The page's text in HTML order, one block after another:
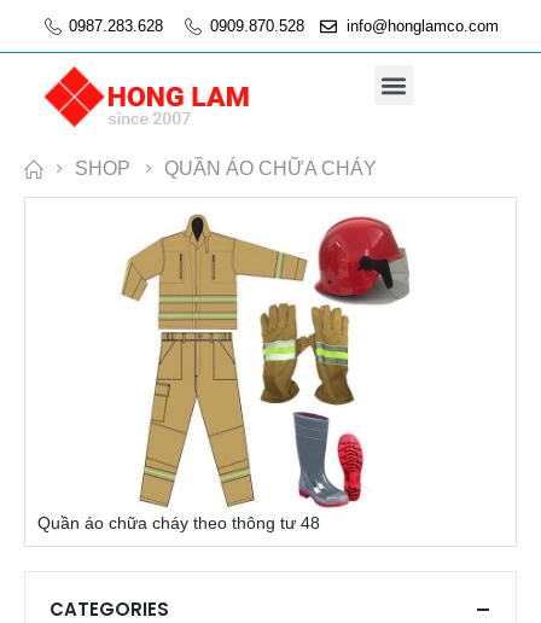
0987.283.628 0909.870.528 info@honglamco.com
SHOP QUẦN ÁO CHỮA CHÁY
Quần áo chữa cháy theo thông tư 48
CATEGORIES